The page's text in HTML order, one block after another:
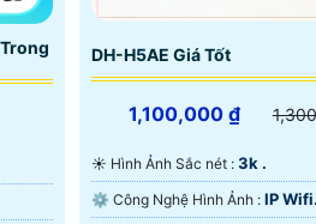
DH-H5AE Giá Tốt
1,100,000 ₫
☀️ Hình Ảnh Sắc nét : 3k .
⚙ Công Nghệ Hình Ảnh : IP Wifi.